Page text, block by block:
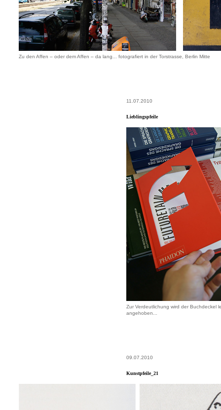
Zu den Affen – oder dem Affen – da lang... fotografiert in der Torstrasse, Berlin Mitte
11.07.2010
Lieblingspfeile
Zur Verdeutlichung wird der Buchdeckel
angehoben...
09.07.2010
Kunstpfeile_21